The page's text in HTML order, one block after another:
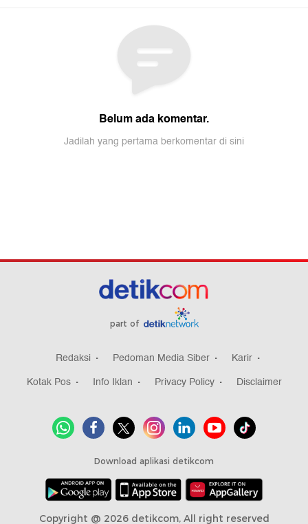
part of
Redaksi Pedoman Media Siber
Karir
Kotak Pos
Info Iklan Privacy Policy Disclaimer
Download aplikasi detikcom
Copyright @ 2026 detikcom, All right reserved